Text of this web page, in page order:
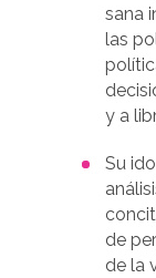
sana
las
y a
Su
de
de la